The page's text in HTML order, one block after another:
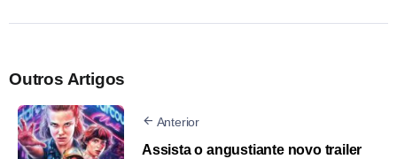
Outros Artigos
Anterior
Assista o angustiante novo trailer